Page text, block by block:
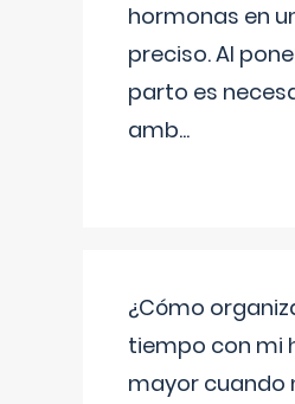
hormonas en
preciso. Al
parto es
amb...
¿Cómo
tiempo con mi
mayor cuando